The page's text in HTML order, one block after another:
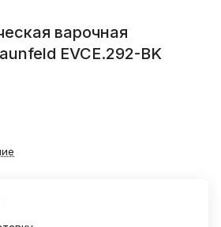
варочная
EVCE.292-BK